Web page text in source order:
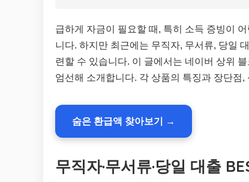
급하게 자금이 필요할 때, 특히 소득 증빙이
니다. 하지만 최근에는 무직자, 무서류, 당일
련할 수 있습니다. 이 글에서는 네이버 상위
엄선해 소개합니다. 각 상품의 특징과 장단점
숨은 환급액 찾아보기 →
무직자·무서류·당일 대출